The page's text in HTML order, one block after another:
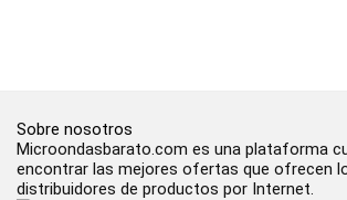
Sobre nosotros
Microondasbarato.com es una plataforma
encontrar las mejores ofertas que ofrecen
distribuidores de productos por Internet.